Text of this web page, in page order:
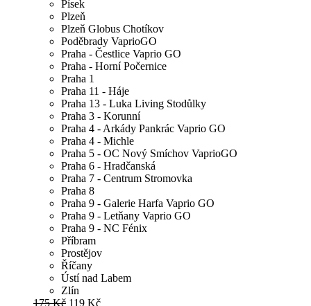
Písek
Plzeň
Plzeň Globus Chotíkov
Poděbrady VaprioGO
Praha - Čestlice Vaprio GO
Praha - Horní Počernice
Praha 1
Praha 11 - Háje
Praha 13 - Luka Living Stodůlky
Praha 3 - Korunní
Praha 4 - Arkády Pankrác Vaprio GO
Praha 4 - Michle
Praha 5 - OC Nový Smíchov VaprioGO
Praha 6 - Hradčanská
Praha 7 - Centrum Stromovka
Praha 8
Praha 9 - Galerie Harfa Vaprio GO
Praha 9 - Letňany Vaprio GO
Praha 9 - NC Fénix
Příbram
Prostějov
Říčany
Ústí nad Labem
Zlín
175 Kč 119 Kč